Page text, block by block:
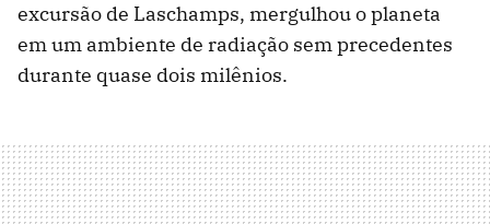
excursão de Laschamps, mergulhou o planeta
em um ambiente de radiação sem precedentes
durante quase dois milênios.